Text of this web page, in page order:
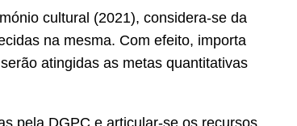
cultural (2021), considera-se da
na mesma. Com efeito, importa
atingidas as metas quantitativas